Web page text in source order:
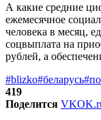
А какие средние
ежемесячное
человека в месяц,
соцвыплата на
рублей, а
#blizko#беларусь
419
Поделится VK